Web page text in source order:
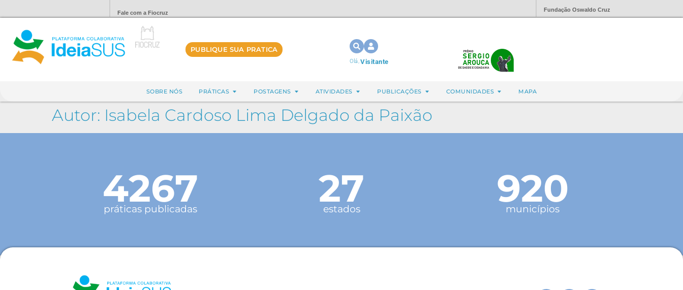
Fale com a Fiocruz Fundação Oswaldo Cruz
PUBLIQUE SUA PRATICA
Olá,Visitante
SOBRE NÓS PRÁTICAS POSTAGENS ATIVIDADES PUBLICAÇÕES COMUNIDADES MAPA
Autor: Isabela Cardoso Lima Delgado da Paixão
4267
práticas publicadas 27
estados 920
municípios